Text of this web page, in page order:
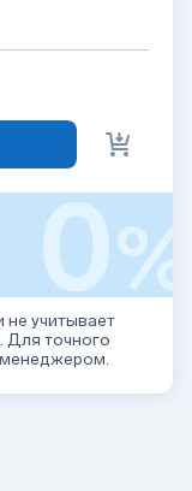
0%
не учитывает
Для точного
менеджером.